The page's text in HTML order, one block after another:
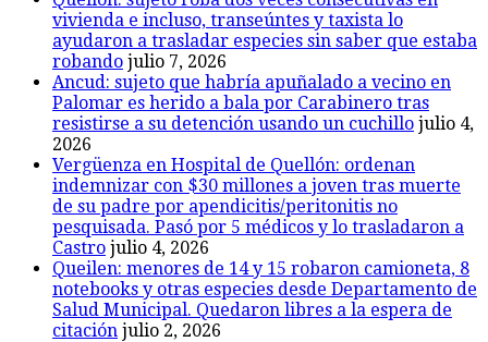
vivienda e incluso, transeúntes y taxista lo
ayudaron a trasladar especies sin saber que estaba
robando julio 7, 2026
Ancud: sujeto que habría apuñalado a vecino en
Palomar es herido a bala por Carabinero tras
resistirse a su detención usando un cuchillo julio 4,
2026
Vergüenza en Hospital de Quellón: ordenan
indemnizar con $30 millones a joven tras muerte
de su padre por apendicitis/peritonitis no
pesquisada. Pasó por 5 médicos y lo trasladaron a
Castro julio 4, 2026
Queilen: menores de 14 y 15 robaron camioneta, 8
notebooks y otras especies desde Departamento de
Salud Municipal. Quedaron libres a la espera de
citación julio 2, 2026